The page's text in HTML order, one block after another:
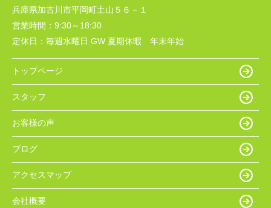
兵庫県加古川市平岡町土山５６－１
営業時間： 9:30～18:30
定休日： 毎週水曜日 GW 夏期休暇 年末年始
トップページ
スタッフ
お客様の声
ブログ
アクセスマップ
会社概要